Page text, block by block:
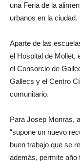
una Feria de la
urbanos en la ciudad.
Aparte de las
el Hospital de Mollet,
el Consorcio de
Gallecs y el Centro
comunitario.
Para Josep Monràs,
“supone un nuevo
buen trabajo que se
además, permite año